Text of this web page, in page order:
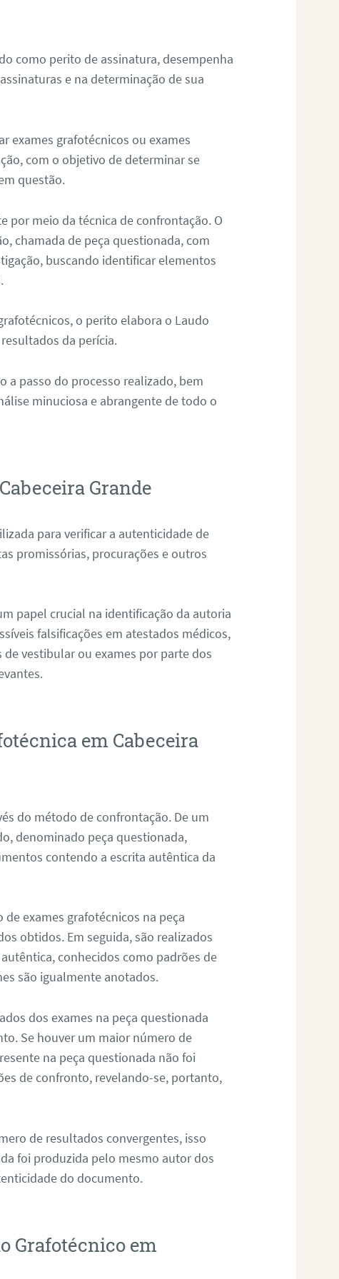
como perito de assinatura, desempenha
e na determinação de sua
exames grafotécnicos ou exames
com o objetivo de determinar se
questão.
por meio da técnica de confrontação. O
chamada de peça questionada, com
buscando identificar elementos
o perito elabora o Laudo
da perícia.
a passo do processo realizado, bem
minuciosa e abrangente de todo o
Grande
para verificar a autenticidade de
promissórias, procurações e outros
papel crucial na identificação da autoria
falsificações em atestados médicos,
vestibular ou exames por parte dos
em Cabeceira
do método de confrontação. De um
denominado peça questionada,
contendo a escrita autêntica da
exames grafotécnicos na peça
obtidos. Em seguida, são realizados
conhecidos como padrões de
são igualmente anotados.
dos exames na peça questionada
Se houver um maior número de
na peça questionada não foi
de confronto, revelando-se, portanto,
de resultados convergentes, isso
foi produzida pelo mesmo autor dos
do documento.
Grafotécnico em